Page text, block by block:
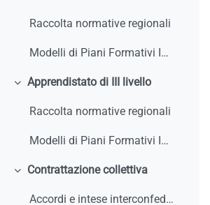
Raccolta normative regionali
Modelli di Piani Formativi Individuali
Colapsar
Apprendistato di III livello
Raccolta normative regionali
Modelli di Piani Formativi Individuali
Colapsar
Contrattazione collettiva
Accordi e intese interconfederali